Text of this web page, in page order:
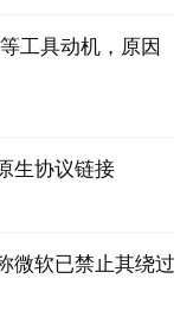
工具动机，原因
生协议链接
微软已禁止其绕过